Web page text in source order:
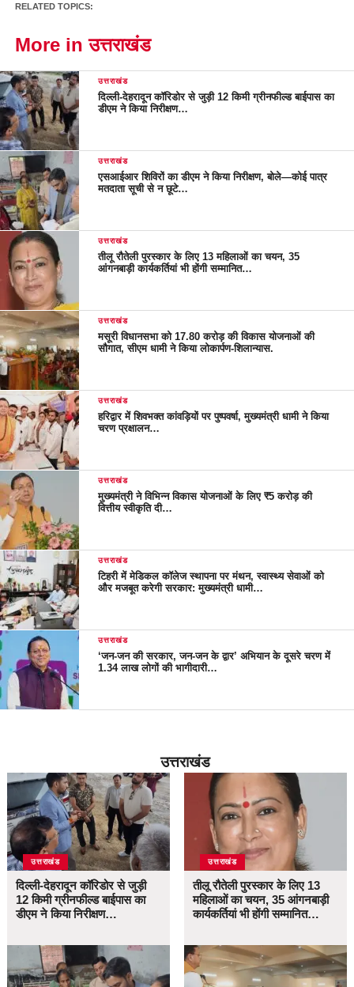
RELATED TOPICS:
More in उत्तराखंड
उत्तराखंड
दिल्ली-देहरादून कॉरिडोर से जुड़ी 12 किमी ग्रीनफील्ड बाईपास का
डीएम ने किया निरीक्षण…
उत्तराखंड
एसआईआर शिविरों का डीएम ने किया निरीक्षण, बोले—कोई पात्र
मतदाता सूची से न छूटे…
उत्तराखंड
तीलू रौतेली पुरस्कार के लिए 13 महिलाओं का चयन, 35
आंगनबाड़ी कार्यकर्तियां भी होंगी सम्मानित…
उत्तराखंड
मसूरी विधानसभा को 17.80 करोड़ की विकास योजनाओं की
सौगात, सीएम धामी ने किया लोकार्पण-शिलान्यास.
उत्तराखंड
हरिद्वार में शिवभक्त कांवड़ियों पर पुष्पवर्षा, मुख्यमंत्री धामी ने किया
चरण प्रक्षालन…
उत्तराखंड
मुख्यमंत्री ने विभिन्न विकास योजनाओं के लिए ₹5 करोड़ की
वित्तीय स्वीकृति दी…
उत्तराखंड
टिहरी में मेडिकल कॉलेज स्थापना पर मंथन, स्वास्थ्य सेवाओं को
और मजबूत करेगी सरकार: मुख्यमंत्री धामी…
उत्तराखंड
‘जन-जन की सरकार, जन-जन के द्वार’ अभियान के दूसरे चरण में
1.34 लाख लोगों की भागीदारी…
उत्तराखंड
उत्तराखंड
दिल्ली-देहरादून कॉरिडोर से जुड़ी
12 किमी ग्रीनफील्ड बाईपास का
डीएम ने किया निरीक्षण…
उत्तराखंड
तीलू रौतेली पुरस्कार के लिए 13
महिलाओं का चयन, 35 आंगनबाड़ी
कार्यकर्तियां भी होंगी सम्मानित…